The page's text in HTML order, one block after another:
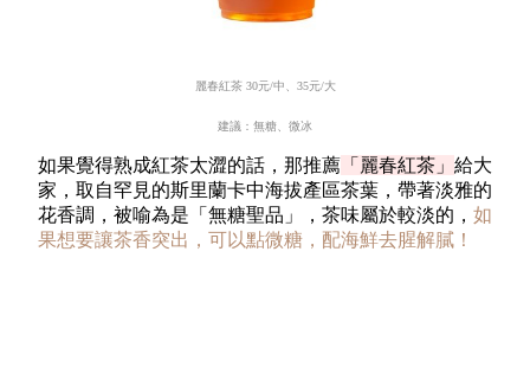
麗春紅茶30元/中、 35元/大
建議：無糖、微冰
如果覺得熟成紅茶太澀的話，那推薦 「麗春紅茶」 給大
家，取自罕見的斯里蘭卡中海拔產區茶葉，帶著淡雅的
花香調，被喻為是「無糖聖品」，茶味屬於較淡的， 如
果想要讓茶香突出，可以點微糖，配海鮮去腥解膩！